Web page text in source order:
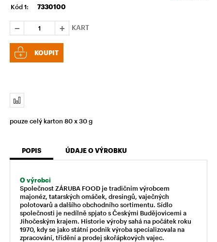
Kód 1:
7330100
KART
KOUPIT
pouze celý karton 80 x 30 g
POPIS ÚDAJE O VÝROBKU
O výrobci
Společnost ZÁRUBA FOOD je tradičním výrobcem
majonéz, tatarských omáček, dresingů, vaječných
polotovarů a dalšího obchodního sortimentu. Sídlo
společnosti je nedílně spjato s Českými Budějovicemi a
Jihočeským krajem. Historie výroby sahá na počátek roku
1970, kdy se jako státní podnik výroba specializovala na
zpracování, třídění a prodej skořápkových vajec.